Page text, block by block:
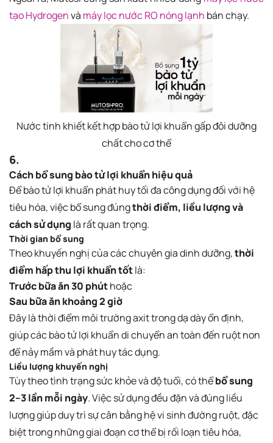
tạo Hydrogenvà máy lọc nước RO nóng lạnh bán chạy.
Nước tinh khiết kết hợp bào tử lợi khuẩn gấp đôi dưỡng
chất cho cơ thể
6.
Cách bổ sung bào tử lợi khuẩn hiệu quả
Để bào tử lợi khuẩn phát huy tối đa công dụng đối với hệ
tiêu hóa, việc bổ sung đúngthời điểm, liều lượng và
cách sử dụng là rất quan trọng.
Thời gian bổ sung
Theo khuyến nghị của các chuyên gia dinh dưỡng,thời
điểm hấp thu lợi khuẩn tốtlà:
Trước bữa ăn 30 phúthoặc
Sau bữa ăn khoảng 2 giờ
Đây là thời điểm môi trường axit trong dạ dày ổn định,
giúp các bào tử lợi khuẩn di chuyển an toàn đến ruột non
để nảy mầm và phát huy tác dụng.
Liều lượng khuyến nghị
Tùy theo tình trạng sức khỏe và độ tuổi, có thểbổ sung
2–3 lần mỗi ngày. Việc sử dụng đều đặn và đúng liều
lượng giúp duy trì sự cân bằng hệ vi sinh đường ruột, đặc
biệt trong những giai đoạn cơ thể bị rối loạn tiêu hóa,